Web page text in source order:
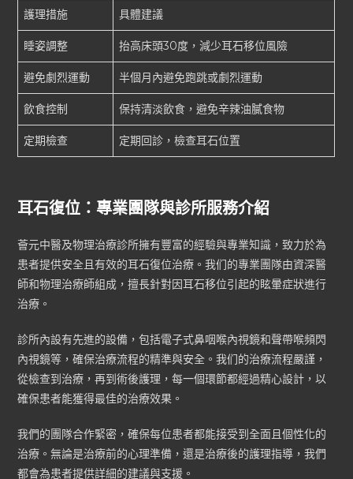
護理措施 具體建議
睡姿調整 抬高床頭30度，減少耳石移位風險
避免劇烈運動 半個月內避免跑跳或劇烈運動
飲食控制 保持清淡飲食，避免辛辣油膩食物
定期檢查 定期回診，檢查耳石位置
耳石復位：專業團隊與診所服務介紹
薈元中醫及物理治療診所擁有豐富的經驗與專業知識，致力於為
患者提供安全且有效的耳石復位治療。我们的專業團隊由資深醫
師和物理治療師組成，擅長針對因耳石移位引起的眩暈症狀進行
治療。
診所內設有先進的設備，包括電子式鼻咽喉內視鏡和聲帶喉頻閃
內視鏡等，確保治療流程的精準與安全。我们的治療流程嚴謹，
從檢查到治療，再到術後護理，每一個環節都經過精心設計，以
確保患者能獲得最佳的治療效果。
我們的團隊合作緊密，確保每位患者都能接受到全面且個性化的
治療。無論是治療前的心理準備，還是治療後的護理指導，我們
都會為患者提供詳細的建議與支援。